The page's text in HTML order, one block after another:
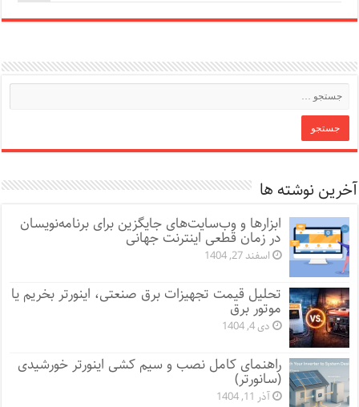
آخرین نوشته ها
ابزارها و وب‌سایت‌های جایگزین برای برنامه‌نویسان
در زمان قطعی اینترنت جهانی
اسفند 27, 1404
تحلیل قیمت تجهیزات برق صنعتی، اینورتر بخریم یا
موتور برق
دی 4, 1404
راهنمای کامل نصب و سیم کشی اینورتر خورشیدی
(سانورتر)
آذر 11, 1404